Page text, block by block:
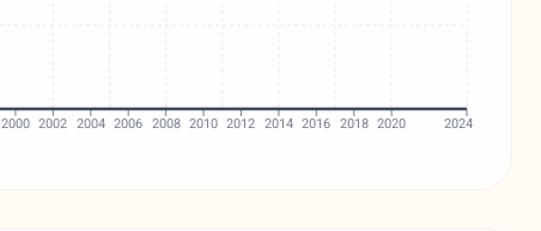
2000 2002 2004 2006 2008 2010 2012 2014 2016 2018 2020 2024